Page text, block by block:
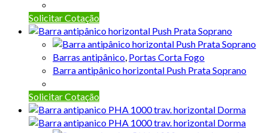
Solicitar Cotação
Barras antipânico, Portas Corta Fogo
Barra antipânico horizontal Push Prata Soprano
Solicitar Cotação